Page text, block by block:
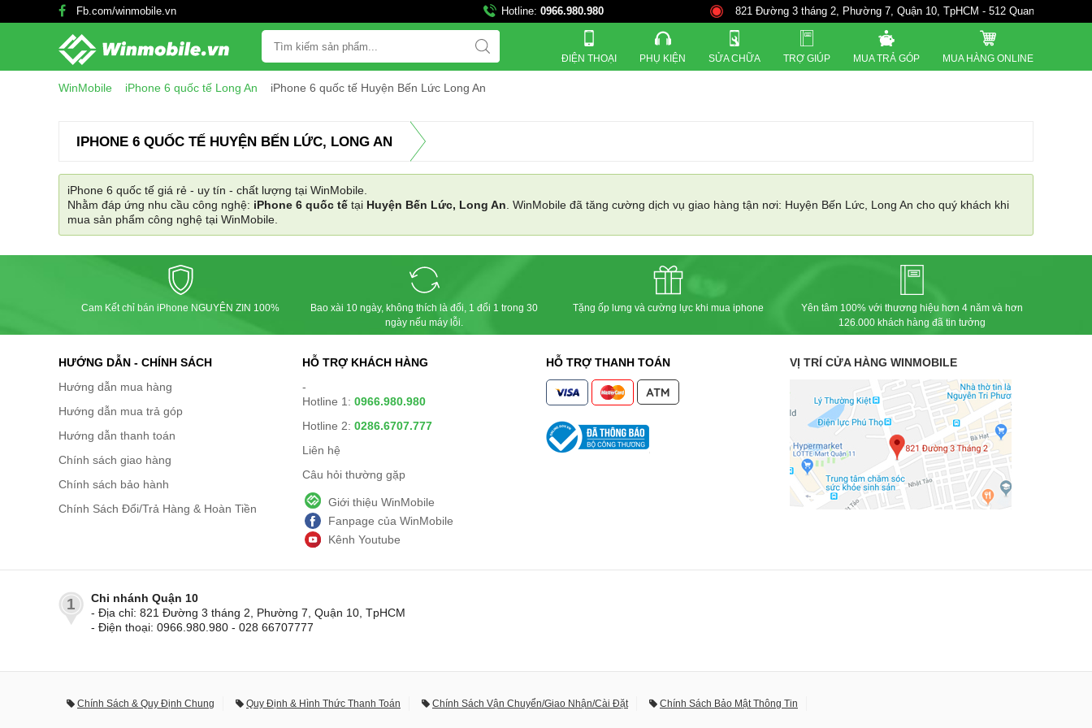
Fb.com/winmobile.vn Hotline: 0966.980.980 821 Đường 3 tháng 2, Phường 7, Quận 10, TpHCM - 512 Quang Trung.
ĐIỆN THOẠI PHỤ KIỆN SỬA CHỮA TRỢ GIÚP MUA TRẢ GÓP MUA HÀNG ONLINE
WinMobile iPhone 6 quốc tế Long An iPhone 6 quốc tế Huyện Bến Lức Long An
IPHONE 6 QUỐC TẾ HUYỆN BẾN LỨC, LONG AN
iPhone 6 quốc tế giá rẻ - uy tín - chất lượng tại WinMobile.
Nhằm đáp ứng nhu cầu công nghệ: iPhone 6 quốc tế tại Huyện Bến Lức, Long An . WinMobile đã tăng cường dịch vụ giao hàng tận nơi: Huyện Bến Lức, Long An cho quý khách khi
mua sản phẩm công nghệ tại WinMobile.
Cam Kết chỉ bán iPhone NGUYÊN ZIN 100%
Bao xài 10 ngày, không thích là đổi, 1 đổi 1 trong 30
ngày nếu máy lỗi.
Tặng ốp lưng và cường lực khi mua iphone
Yên tâm 100% với thương hiệu hơn 4 năm và hơn
126.000 khách hàng đã tin tưởng
HƯỚNG DẪN - CHÍNH SÁCH
Hướng dẫn mua hàng
Hướng dẫn mua trả góp
Hướng dẫn thanh toán
Chính sách giao hàng
Chính sách bảo hành
Chính Sách Đổi/Trả Hàng & Hoàn Tiền
HỖ TRỢ KHÁCH HÀNG
-
Hotline 1: 0966.980.980
Hotline 2: 0286.6707.777
Liên hệ
Câu hỏi thường gặp
Giới thiệu WinMobile
Fanpage của WinMobile
Kênh Youtube
HỖ TRỢ THANH TOÁN VỊ TRÍ CỬA HÀNG WINMOBILE
1
Chi nhánh Quận 10
- Địa chỉ: 821 Đường 3 tháng 2, Phường 7, Quận 10, TpHCM
- Điện thoại: 0966.980.980 - 028 66707777
Chính Sách & Quy Định Chung Quy Định & Hình Thức Thanh Toán Chính Sách Vận Chuyển/Giao Nhận/Cài Đặt Chính Sách Bảo Mật Thông Tin